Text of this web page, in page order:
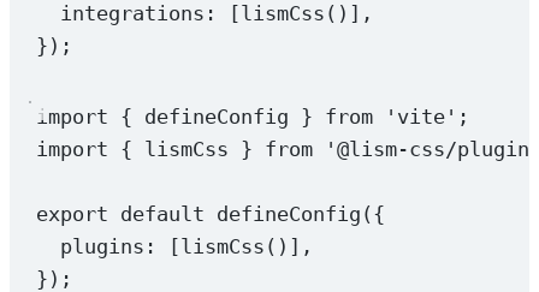
integrations: [lismCss ()],
});
import { defineConfig } from 'vite' ;
import { lismCss } from '@lism-css/
export default defineConfig ({
plugins: [lismCss ()],
});